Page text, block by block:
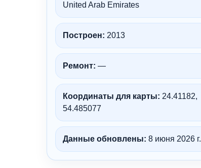
United Arab Emirates
Построен: 2013
Ремонт: —
Координаты для карты: 24.41182,
54.485077
Данные обновлены: 8 июня 2026 г.